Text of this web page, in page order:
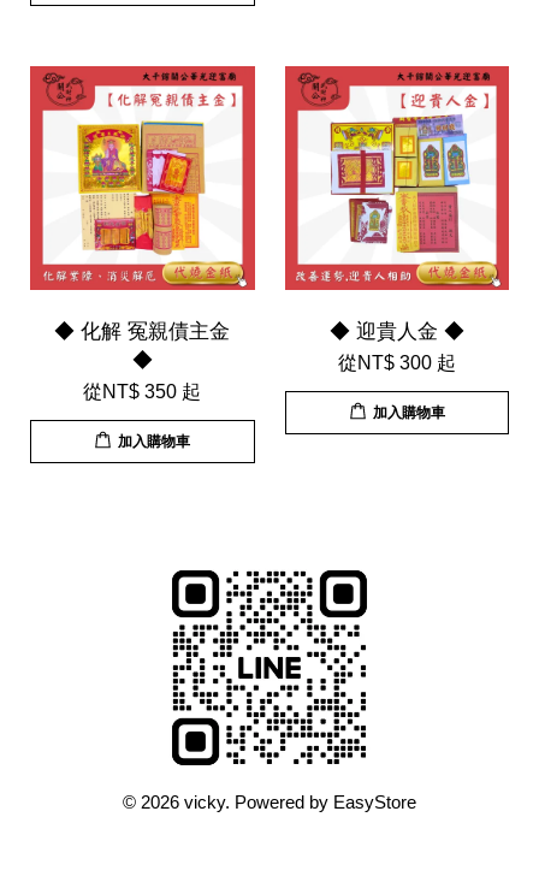
◆ 化解 冤親債主金
◆
從NT$ 350 起
加入購物車
◆ 迎貴人金 ◆
從NT$ 300 起
加入購物車
© 2026 vicky. Powered by EasyStore